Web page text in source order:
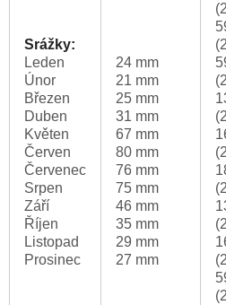
Srážky:
Leden
Únor
Březen
Duben
Květen
Červen
Červenec
Srpen
Září
Říjen
Listopad
Prosinec
24 mm
21 mm
25 mm
31 mm
67 mm
80 mm
76 mm
75 mm
46 mm
35 mm
29 mm
27 mm